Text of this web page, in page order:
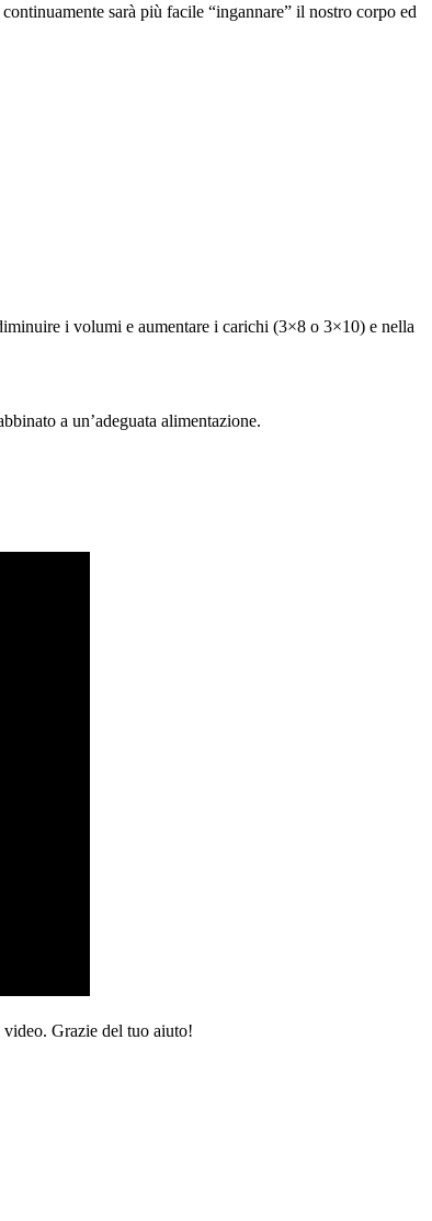
sarà più facile “ingannare” il nostro corpo ed
i volumi e aumentare i carichi (3×8 o 3×10) e nella
a un’adeguata alimentazione.
Grazie del tuo aiuto!